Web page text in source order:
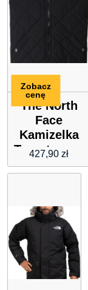
The North
Face
Kamizelka
Turystyczna
Męska M
Cuchillo
Vest Czarny
427,90 zł
Zobacz
cenę